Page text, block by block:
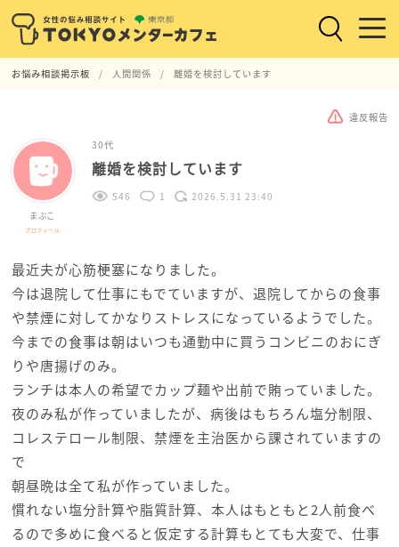
お悩み相談掲示板 人間関係 離婚を検討しています
違反報告
まぶこ
プロフィール
30代
離婚を検討しています
546 1 2026.5.31 23:40
最近夫が心筋梗塞になりました。
今は退院して仕事にもでていますが、退院してからの食事
や禁煙に対してかなりストレスになっているようでした。
今までの食事は朝はいつも通勤中に買うコンビニのおにぎ
りや唐揚げのみ。
ランチは本人の希望でカップ麺や出前で賄っていました。
夜のみ私が作っていましたが、病後はもちろん塩分制限、
コレステロール制限、禁煙を主治医から課されていますの
で
朝昼晩は全て私が作っていました。
慣れない塩分計算や脂質計算、本人はもともと2人前食べ
るので多めに食べると仮定する計算もとても大変で、仕事